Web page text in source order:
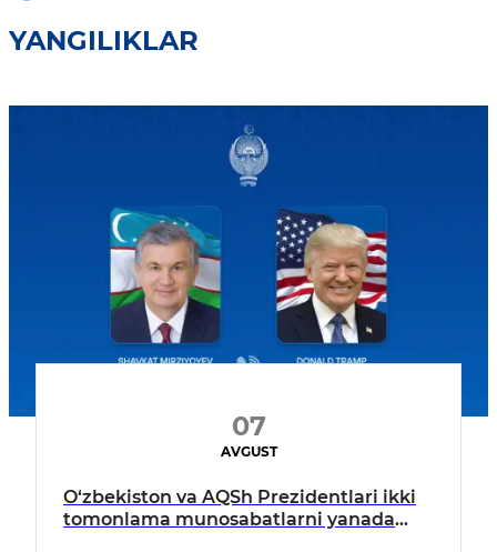
YANGILIKLAR
07
AVGUST
O‘zbekiston va AQSh Prezidentlari ikki
tomonlama munosabatlarni yanada